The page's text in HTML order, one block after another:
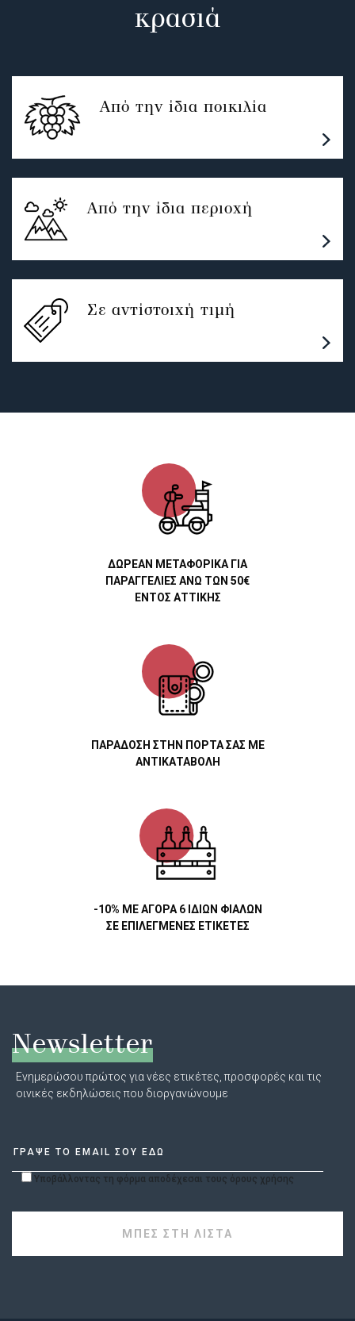
κρασιά
Από την ίδια ποικιλία
Από την ίδια περιοχή
Σε αντίστοιχή τιμή
ΔΩΡΕΑΝ ΜΕΤΑΦΟΡΙΚΑ ΓΙΑ
ΠΑΡΑΓΓΕΛΙΕΣ ΑΝΩ ΤΩΝ 50€
ΕΝΤΟΣ ΑΤΤΙΚΗΣ
ΠΑΡΑΔΟΣΗ ΣΤΗΝ ΠΟΡΤΑ ΣΑΣ ΜΕ
ΑΝΤΙΚΑΤΑΒΟΛΗ
-10% ΜΕ ΑΓΟΡΑ 6 ΙΔΙΩΝ ΦΙΑΛΩΝ
ΣΕ ΕΠΙΛΕΓΜΕΝΕΣ ΕΤΙΚΕΤΕΣ
Newsletter
Ενημερώσου πρώτος για νέες ετικέτες, προσφορές και τις
οινικές εκδηλώσεις που διοργανώνουμε
Υποβάλλοντας τη φόρμα αποδέχεσαι τους όρους χρήσης